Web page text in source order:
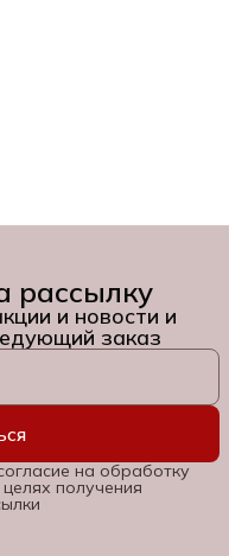
рассылку
и новости и
заказ
на обработку
получения